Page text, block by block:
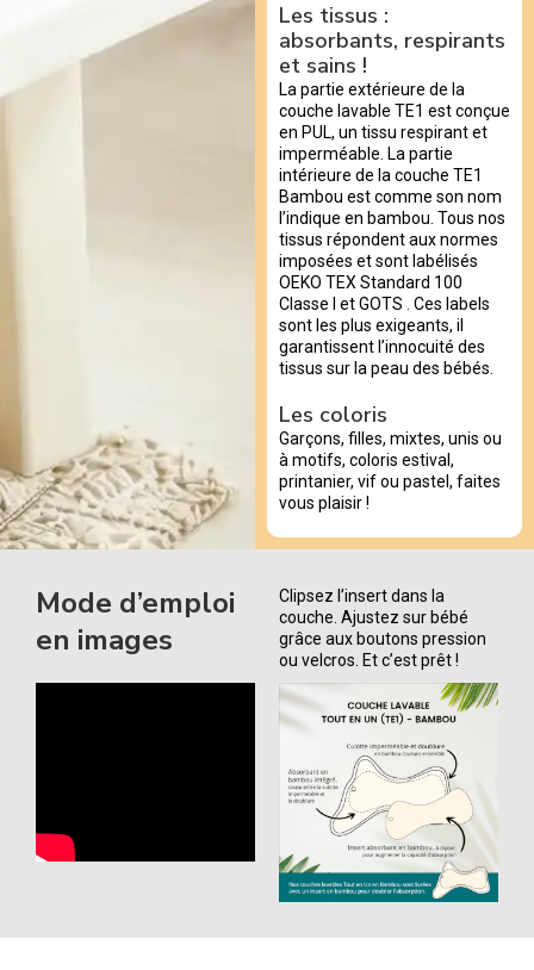
Les tissus :
absorbants, respirants
et sains !
La partie extérieure de la
couche lavable TE1 est conçue
en PUL, un tissu respirant et
imperméable. La partie
intérieure de la couche TE1
Bambou est comme son nom
l’indique en bambou. Tous nos
tissus répondent aux normes
imposées et sont labélisés
OEKO TEX Standard 100
Classe I et GOTS . Ces labels
sont les plus exigeants, il
garantissent l’innocuité des
tissus sur la peau des bébés.
Les coloris
Garçons, filles, mixtes, unis ou
à motifs, coloris estival,
printanier, vif ou pastel, faites
vous plaisir !
Mode d’emploi
en images
Clipsez l’insert dans la
couche. Ajustez sur bébé
grâce aux boutons pression
ou velcros. Et c’est prêt !